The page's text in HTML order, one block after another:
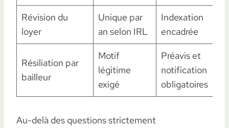
Révision du
loyer
Unique par
an selon IRL
Indexation
encadrée
Résiliation par
bailleur
Motif
légitime
exigé
Préavis et
notification
obligatoires
Au-delà des questions strictement